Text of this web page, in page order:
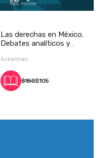
Las derechas en México.
Debates analíticos y
Ackerman
$150$105